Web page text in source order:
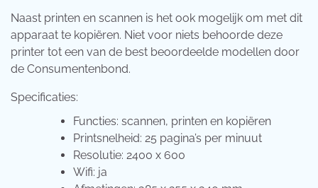
Naast printen en scannen is het ook mogelijk om met dit
apparaat te kopiëren. Niet voor niets behoorde deze
printer tot een van de best beoordeelde modellen door
de Consumentenbond.
Specificaties:
Functies: scannen, printen en kopiëren
Printsnelheid: 25 pagina’s per minuut
Resolutie: 2400 x 600
Wifi: ja